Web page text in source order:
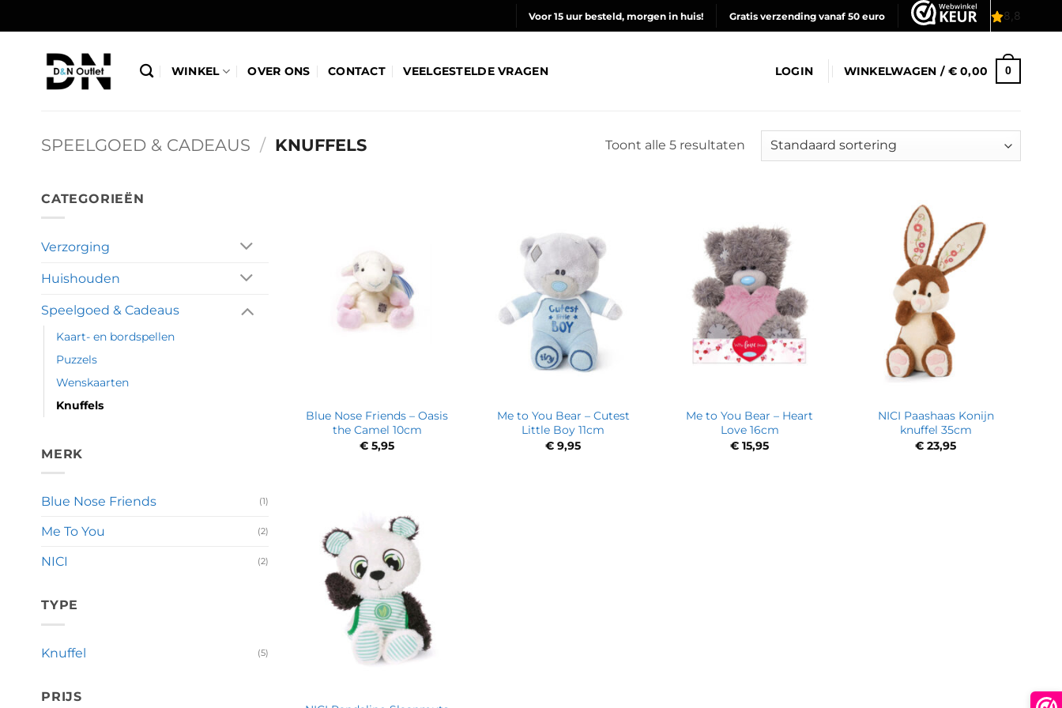
naar
Voor 15 uur besteld, morgen in huis! Gratis verzending vanaf 50 euro
WINKEL OVER ONS CONTACT VEELGESTELDE VRAGEN LOGIN WINKELWAGEN / €0,00 0
SPEELGOED & CADEAUS / KNUFFELS Toont alle 5 resultaten
CATEGORIEËN
Verzorging
Huishouden
Speelgoed & Cadeaus
Kaart- en bordspellen
Puzzels
Wenskaarten
Knuffels
MERK
Blue Nose Friends (1)
Me To You (2)
NICI (2)
TYPE
Knuffel (5)
PRIJS
Blue Nose Friends – Oasis
the Camel 10cm
€ 5,95
Me to You Bear – Cutest
Little Boy 11cm
€ 9,95
Me to You Bear – Heart
Love 16cm
€ 15,95
NICI Paashaas Konijn
knuffel 35cm
€ 23,95